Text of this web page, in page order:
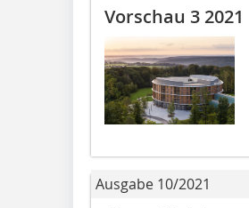
Vorschau 3 2021
Ausgabe 10/2021